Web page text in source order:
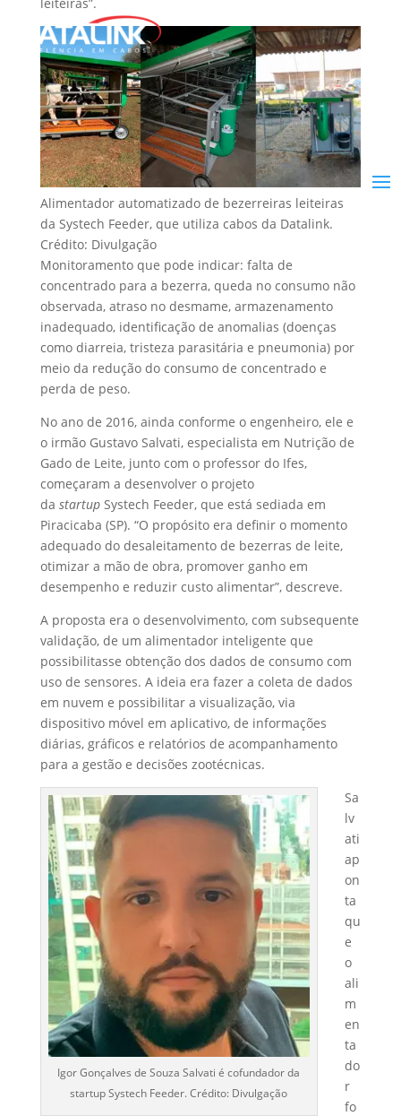
leiteiras”.
Alimentador automatizado de bezerreiras leiteiras
da Systech Feeder, que utiliza cabos da Datalink.
Crédito: Divulgação
Monitoramento que pode indicar: falta de
concentrado para a bezerra, queda no consumo não
observada, atraso no desmame, armazenamento
inadequado, identificação de anomalias (doenças
como diarreia, tristeza parasitária e pneumonia) por
meio da redução do consumo de concentrado e
perda de peso.
No ano de 2016, ainda conforme o engenheiro, ele e
o irmão Gustavo Salvati, especialista em Nutrição de
Gado de Leite, junto com o professor do Ifes,
começaram a desenvolver o projeto
da startupSystech Feeder, que está sediada em
Piracicaba (SP). “O propósito era definir o momento
adequado do desaleitamento de bezerras de leite,
otimizar a mão de obra, promover ganho em
desempenho e reduzir custo alimentar”, descreve.
A proposta era o desenvolvimento, com subsequente
validação, de um alimentador inteligente que
possibilitasse obtenção dos dados de consumo com
uso de sensores. A ideia era fazer a coleta de dados
em nuvem e possibilitar a visualização, via
dispositivo móvel em aplicativo, de informações
diárias, gráficos e relatórios de acompanhamento
para a gestão e decisões zootécnicas.
Igor Gonçalves de Souza Salvati é cofundador da
startup Systech Feeder. Crédito: Divulgação
Sa
lv
ati
ap
on
ta
qu
e
o
ali
m
en
ta
do
r
fo